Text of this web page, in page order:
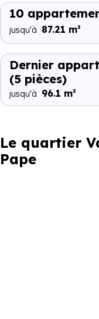
10
jusqu'à 87.21 m²
Dernier
(5 pièces)
jusqu'à 96.1 m²
Le quartier
Pape